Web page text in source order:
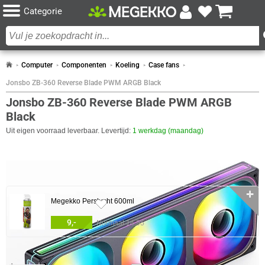
Categorie
Computer Componenten Koeling Case fans
Jonsbo ZB-360 Reverse Blade PWM ARGB Black
Jonsbo ZB-360 Reverse Blade PWM ARGB
Black
Uit eigen voorraad leverbaar. Levertijd: 1 werkdag (maandag)
32x
Megekko Perslucht 600ml
9,- Normaal 14,95
✛
0 artikelen geselecteerd